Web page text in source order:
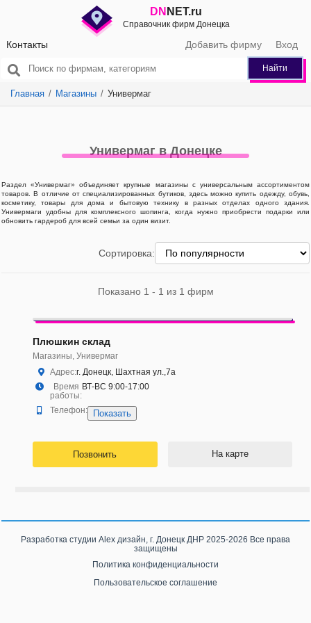
DN NET.ru
Справочник фирм Донецка
Контакты Добавить фирму Вход
Найти
Главная Магазины Универмаг
Универмаг в Донецке
Раздел «Универмаг» объединяет крупные магазины с универсальным ассортиментом
товаров. В отличие от специализированных бутиков, здесь можно купить одежду, обувь,
косметику, товары для дома и бытовую технику в разных отделах одного здания.
Универмаги удобны для комплексного шопинга, когда нужно приобрести подарки или
обновить гардероб для всей семьи за один визит.
Сортировка:
Показано 1 - 1 из 1 фирм
Плюшкин склад
Магазины, Универмаг
Адрес:г. Донецк, Шахтная ул.,7а
Время
работы:
ВТ-ВС 9:00-17:00
Телефон: Показать
Позвонить На карте
Разработка студии Alex дизайн, г. Донецк ДНР 2025-2026 Все права
защищены
Политика конфиденциальности
Пользовательское соглашение